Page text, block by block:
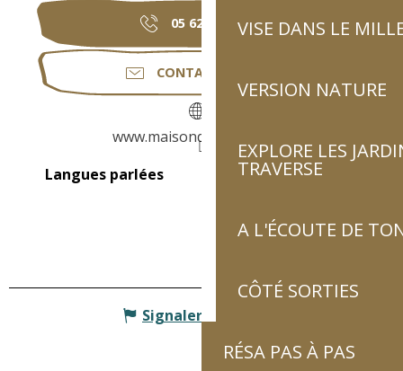
VISE DANS LE
VERSION NATURE
EXPLORE LES
TRAVERSE
A L'ÉCOUTE DE
CÔTÉ SORTIES
RÉSA PAS À PAS
05 62 92 38▒▒
CONTACTEZ-NOUS
www.maisondelavallee.org
Langues parlées
Langues parlées
Signaler une erreur